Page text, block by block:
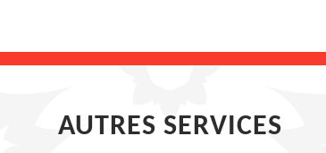
AUTRES SERVICES